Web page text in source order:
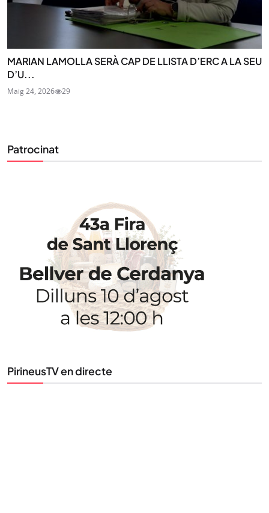
MARIAN LAMOLLA SERÀ CAP DE LLISTA D’ERC A LA SEU
D’U...
Maig 24, 2026 29
Patrocinat
PirineusTV en directe